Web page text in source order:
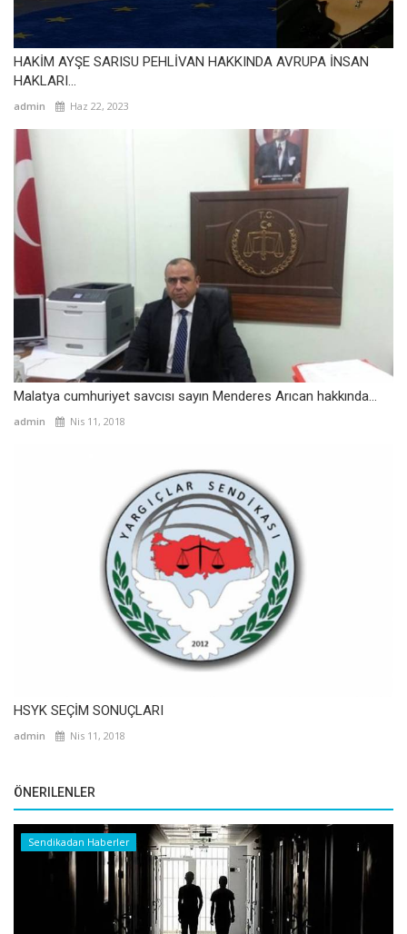
HAKİM AYŞE SARISU PEHLİVAN HAKKINDA AVRUPA İNSAN
HAKLARI...
admin Haz 22, 2023
Malatya cumhuriyet savcısı sayın Menderes Arıcan hakkında...
admin Nis 11, 2018
HSYK SEÇİM SONUÇLARI
admin Nis 11, 2018
ÖNERILENLER
Sendikadan Haberler